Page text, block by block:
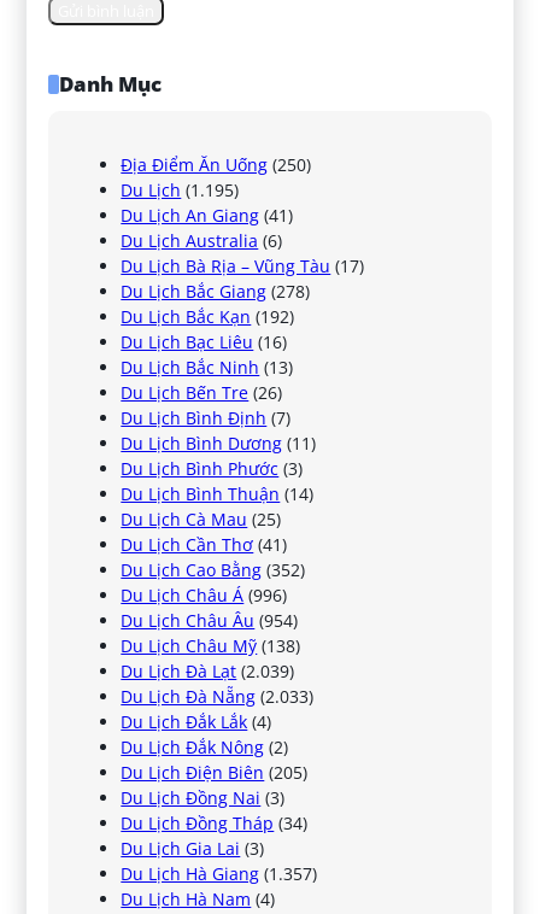
Danh Mục
Địa Điểm Ăn Uống (250)
Du Lịch (1.195)
Du Lịch An Giang (41)
Du Lịch Australia (6)
Du Lịch Bà Rịa – Vũng Tàu (17)
Du Lịch Bắc Giang (278)
Du Lịch Bắc Kạn (192)
Du Lịch Bạc Liêu (16)
Du Lịch Bắc Ninh (13)
Du Lịch Bến Tre (26)
Du Lịch Bình Định (7)
Du Lịch Bình Dương (11)
Du Lịch Bình Phước (3)
Du Lịch Bình Thuận (14)
Du Lịch Cà Mau (25)
Du Lịch Cần Thơ (41)
Du Lịch Cao Bằng (352)
Du Lịch Châu Á (996)
Du Lịch Châu Âu (954)
Du Lịch Châu Mỹ (138)
Du Lịch Đà Lạt (2.039)
Du Lịch Đà Nẵng (2.033)
Du Lịch Đắk Lắk (4)
Du Lịch Đắk Nông (2)
Du Lịch Điện Biên (205)
Du Lịch Đồng Nai (3)
Du Lịch Đồng Tháp (34)
Du Lịch Gia Lai (3)
Du Lịch Hà Giang (1.357)
Du Lịch Hà Nam (4)